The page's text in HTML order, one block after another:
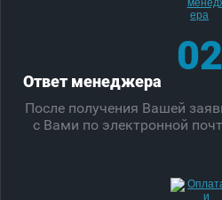
02
Ответ менеджера
После получения Вашей
с Вами по электронной